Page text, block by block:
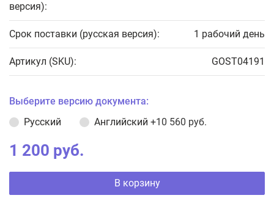
версия):
Срок поставки (русская версия): 1 рабочий день
Артикул (SKU): GOST04191
Выберите версию документа:
Русский
Английский +10 560 руб.
1 200 руб.
В корзину